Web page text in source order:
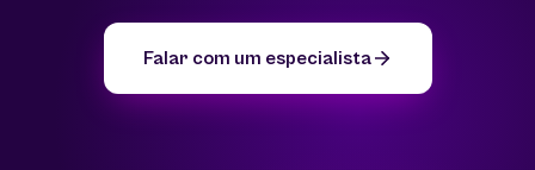
Falar com um especialista